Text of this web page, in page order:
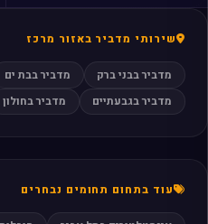
שירותי מדביר באזור מרכז
מדביר בבני ברק מדביר בבת ים
מדביר בגבעתיים
מדביר בחולון
עוד בתחום תחומים נבחרים